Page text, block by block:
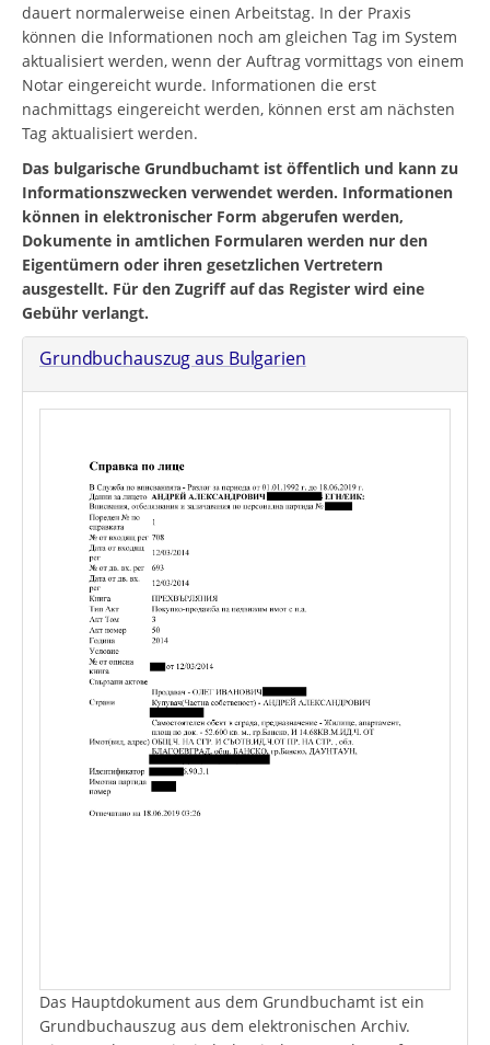
dauert normalerweise einen Arbeitstag. In der Praxis
können die Informationen noch am gleichen Tag im System
aktualisiert werden, wenn der Auftrag vormittags von einem
Notar eingereicht wurde. Informationen die erst
nachmittags eingereicht werden, können erst am nächsten
Tag aktualisiert werden.
Das bulgarische Grundbuchamt ist öffentlich und kann zu
Informationszwecken verwendet werden. Informationen
können in elektronischer Form abgerufen werden,
Dokumente in amtlichen Formularen werden nur den
Eigentümern oder ihren gesetzlichen Vertretern
ausgestellt. Für den Zugriff auf das Register wird eine
Gebühr verlangt.
Grundbuchauszug aus Bulgarien
Das Hauptdokument aus dem Grundbuchamt ist ein
Grundbuchauszug aus dem elektronischen Archiv.